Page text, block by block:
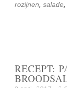
rozijnen, salade,
RECEPT: